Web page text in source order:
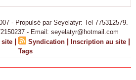
- Propulsé par Seyelatyr: Tel 775312579.
- Email: seyelatyr@hotmail.com
site | Syndication | Inscription au site |
Tags